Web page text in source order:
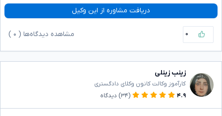
دریافت مشاوره از این وکیل
۰ مشاهده دیدگاه‌ها ( ۰
زینب زینلی
کارآموز وکالت کانون وکلای دادگستری
۴.۹
(۳۴) دیدگاه